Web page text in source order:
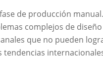
de producción manual.
complejos de
que no pueden
tendencias